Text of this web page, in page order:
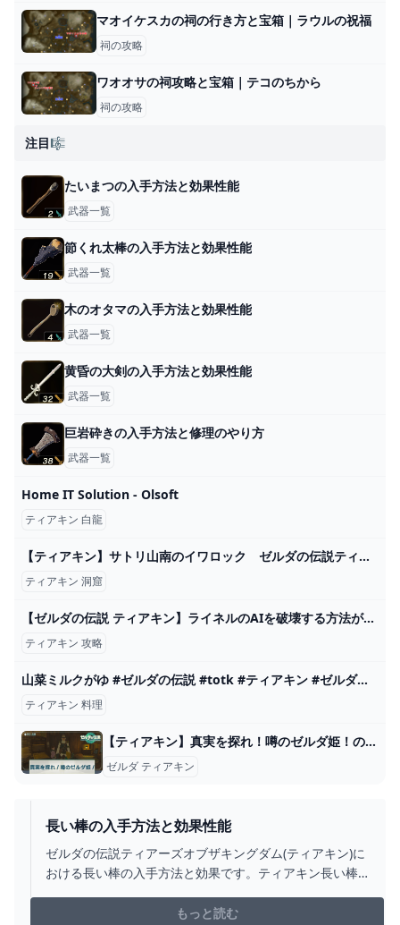
マオイケスカの祠の行き方と宝箱｜ラウルの祝福
祠の攻略
ワオオサの祠攻略と宝箱｜テコのちから
祠の攻略
注目🎼
たいまつの入手方法と効果性能
武器一覧
節くれ太棒の入手方法と効果性能
武器一覧
木のオタマの入手方法と効果性能
武器一覧
黄昏の大剣の入手方法と効果性能
武器一覧
巨岩砕きの入手方法と修理のやり方
武器一覧
Home IT Solution - Olsoft
ティアキン 白龍
【ティアキン】サトリ山南のイワロック ゼルダの伝説ティアーズ オブザキングダム #ゼルダの伝説 #ティアキン #zelda - YouTube
ティアキン 洞窟
【ゼルダの伝説 ティアキン】ライネルのAIを破壊する方法が発見されました。闘技場5連戦も余裕です。 バグ ティアーズオブザキングダム Totk - YouTube
ティアキン 攻略
山菜ミルクがゆ #ゼルダの伝説 #totk #ティアキン #ゼルダの伝説ティアーズオブザキングダム #zelda #料理 #実写 #shorts - YouTube
ティアキン 料理
【ティアキン】真実を探れ！噂のゼルダ姫！の攻略｜ペーンエピソード【ゼルダの伝説ティアーズオブザキングダム】 - 神ゲー攻略
ゼルダ ティアキン
長い棒の入手方法と効果性能
ゼルダの伝説ティアーズオブザキングダム(ティアキン)に
おける長い棒の入手方法と効果です。ティアキン長い棒
もっと読む